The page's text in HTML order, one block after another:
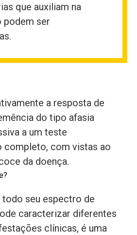
que auxiliam na
podem ser
a resposta de
do tipo afasia
a um teste
completo, com vistas ao
da doença.
todo seu espectro de
caracterizar diferentes
clínicas, é uma